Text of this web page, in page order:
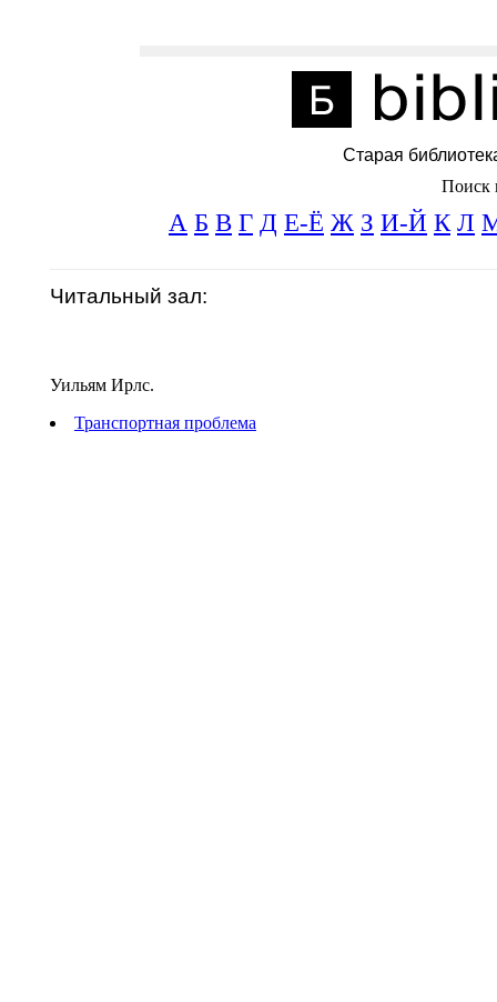
Старая
Поиск
А Б В Г Д Е-Ё Ж З И-Й К Л
Читальный зал:
Уильям Ирлс.
Транспортная проблема